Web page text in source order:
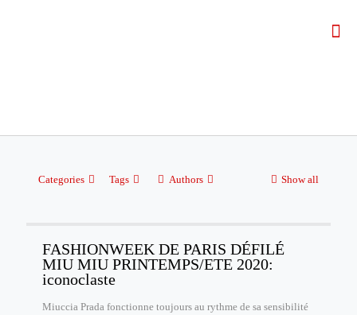
Categories Tags Authors Show all
FASHIONWEEK DE PARIS DÉFILÉ
MIU MIU PRINTEMPS/ETE 2020:
iconoclaste
Miuccia Prada fonctionne toujours au rythme de sa sensibilité